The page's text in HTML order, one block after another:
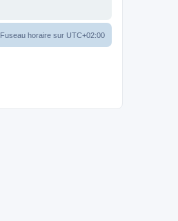
Fuseau horaire sur UTC+02:00